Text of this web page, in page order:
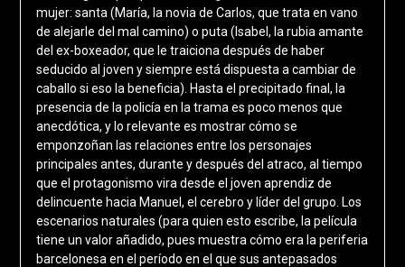
mujer: santa (María, la novia de Carlos, que trata en vano
de alejarle del mal camino) o puta (Isabel, la rubia amante
del ex-boxeador, que le traiciona después de haber
seducido al joven y siempre está dispuesta a cambiar de
caballo si eso la beneficia). Hasta el precipitado final, la
presencia de la policía en la trama es poco menos que
anecdótica, y lo relevante es mostrar cómo se
emponzoñan las relaciones entre los personajes
principales antes, durante y después del atraco, al tiempo
que el protagonismo vira desde el joven aprendiz de
delincuente hacia Manuel, el cerebro y líder del grupo. Los
escenarios naturales (para quien esto escribe, la película
tiene un valor añadido, pues muestra cómo era la periferia
barcelonesa en el período en el que sus antepasados